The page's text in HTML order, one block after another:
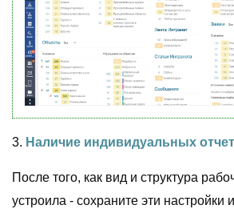
3. Наличие индивидуальных
После того, как вид и структура
устроила - сохраните эти настройки